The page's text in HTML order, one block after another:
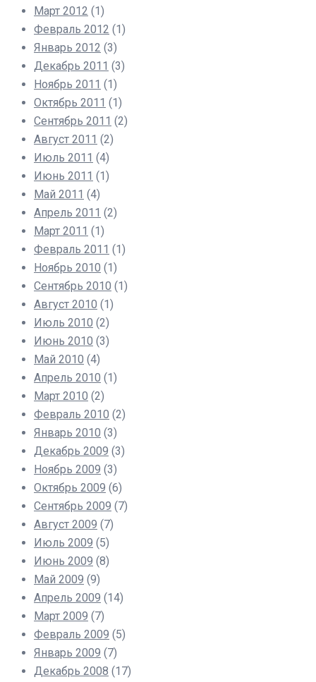
Март 2012 (1)
Февраль 2012 (1)
Январь 2012 (3)
Декабрь 2011 (3)
Ноябрь 2011 (1)
Октябрь 2011 (1)
Сентябрь 2011 (2)
Август 2011 (2)
Июль 2011 (4)
Июнь 2011 (1)
Май 2011 (4)
Апрель 2011 (2)
Март 2011 (1)
Февраль 2011 (1)
Ноябрь 2010 (1)
Сентябрь 2010 (1)
Август 2010 (1)
Июль 2010 (2)
Июнь 2010 (3)
Май 2010 (4)
Апрель 2010 (1)
Март 2010 (2)
Февраль 2010 (2)
Январь 2010 (3)
Декабрь 2009 (3)
Ноябрь 2009 (3)
Октябрь 2009 (6)
Сентябрь 2009 (7)
Август 2009 (7)
Июль 2009 (5)
Июнь 2009 (8)
Май 2009 (9)
Апрель 2009 (14)
Март 2009 (7)
Февраль 2009 (5)
Январь 2009 (7)
Декабрь 2008 (17)